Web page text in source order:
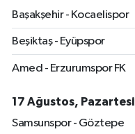
Başakşehir - Kocaelispor
Beşiktaş - Eyüpspor
Amed - Erzurumspor FK
17 Ağustos, Pazartesi
Samsunspor - Göztepe